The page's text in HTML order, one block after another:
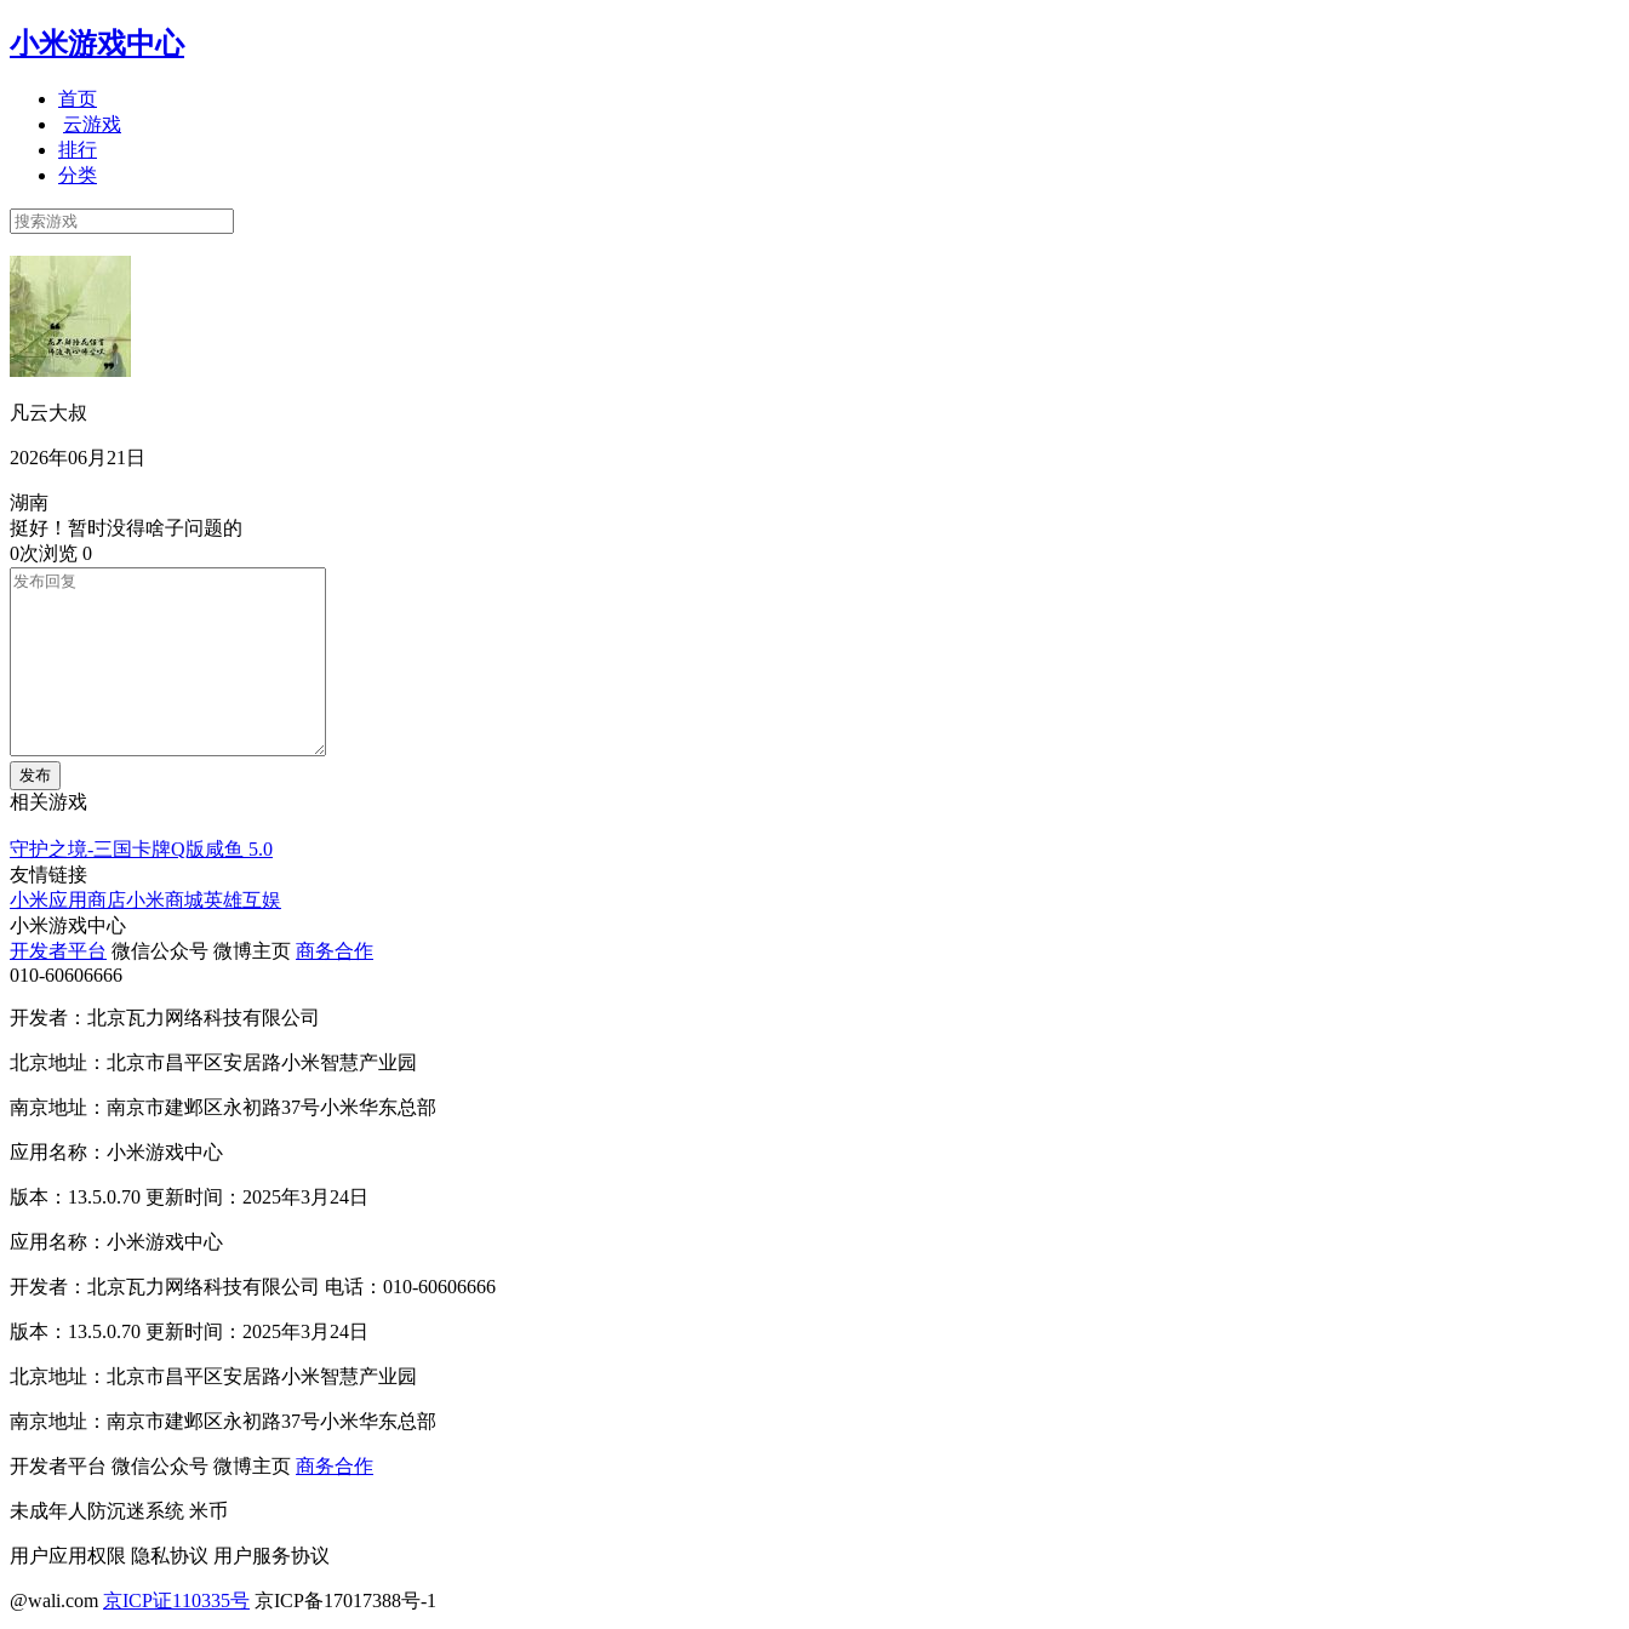
小米游戏中心
首页
云游戏
排行
分类
凡云大叔
2026年06月21日
湖南
挺好！暂时没得啥子问题的
0次浏览 0
发布
相关游戏
守护之境-三国卡牌Q版咸鱼 5.0
友情链接
小米应用商店小米商城英雄互娱
小米游戏中心
开发者平台 微信公众号 微博主页 商务合作
010-60606666
开发者：北京瓦力网络科技有限公司
北京地址：北京市昌平区安居路小米智慧产业园
南京地址：南京市建邺区永初路37号小米华东总部
应用名称：小米游戏中心
版本：13.5.0.70 更新时间：2025年3月24日
应用名称：小米游戏中心
开发者：北京瓦力网络科技有限公司 电话：010-60606666
版本：13.5.0.70 更新时间：2025年3月24日
北京地址：北京市昌平区安居路小米智慧产业园
南京地址：南京市建邺区永初路37号小米华东总部
开发者平台 微信公众号 微博主页 商务合作
未成年人防沉迷系统 米币
用户应用权限 隐私协议 用户服务协议
@wali.com 京ICP证110335号 京ICP备17017388号-1